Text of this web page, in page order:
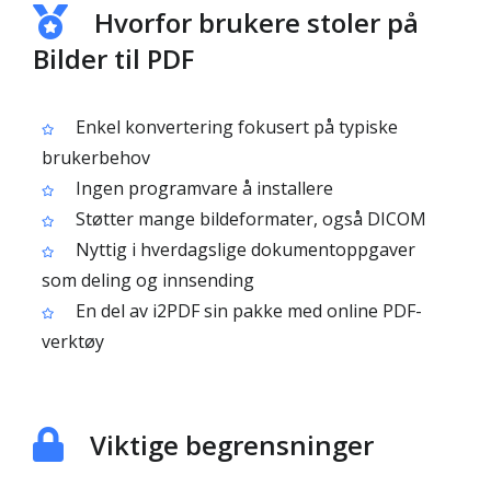
Hvorfor brukere stoler på
Bilder til PDF
Enkel konvertering fokusert på typiske
brukerbehov
Ingen programvare å installere
Støtter mange bildeformater, også DICOM
Nyttig i hverdagslige dokumentoppgaver
som deling og innsending
En del av i2PDF sin pakke med online PDF-
verktøy
Viktige begrensninger